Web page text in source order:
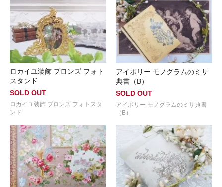
ロカイユ装飾 ブロンズ フォト
スタンド
SOLD OUT
ロカイユ装飾 ブロンズ フォトスタ
ンド
アイボリー モノグラムのミサ
典書（B）
SOLD OUT
アイボリー モノグラムのミサ典書
（B）